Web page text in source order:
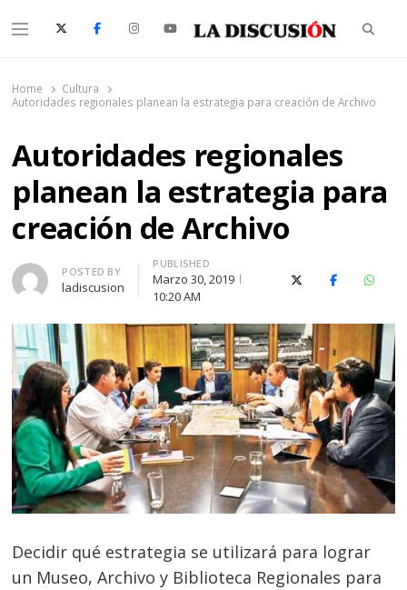
Menu
Home
Cultura
Autoridades regionales planean la estrategia para creación de Archivo
Autoridades regionales
planean la estrategia para
creación de Archivo
Author
POSTED BY
ladiscusion
PUBLISHED
Marzo 30, 2019
10:20 AM
X (Twitter)Facebook
Decidir qué estrategia se utilizará para lograr
un Museo, Archivo y Biblioteca Regionales para